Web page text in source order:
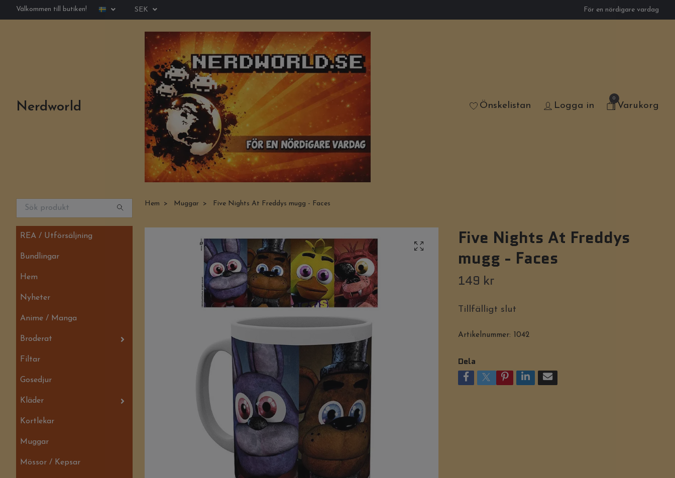
Välkommen till butiken! SEK För en nördigare vardag
Nerdworld Önskelistan Logga in
0
Varukorg
REA / Utförsäljning
Bundlingar
Hem
Nyheter
Anime / Manga
Broderat
Filtar
Gosedjur
Kläder
Kortlekar
Muggar
Mössor / Kepsar
Hem Muggar Five Nights At Freddys mugg - Faces
Five Nights At Freddys
mugg - Faces
149 kr
Tillfälligt slut
Artikelnummer: 1042
Dela